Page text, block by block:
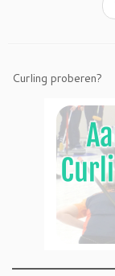
Curling proberen?